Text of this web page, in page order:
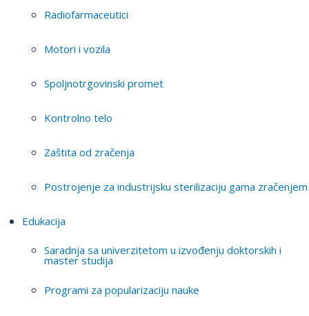
Radiofarmaceutici
Motori i vozila
Spoljnotrgovinski promet
Kontrolno telo
Zaštita od zračenja
Postrojenje za industrijsku sterilizaciju gama zračenjem
Edukacija
Saradnja sa univerzitetom u izvođenju doktorskih i
master studija
Programi za popularizaciju nauke